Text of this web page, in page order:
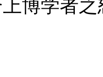
博学者